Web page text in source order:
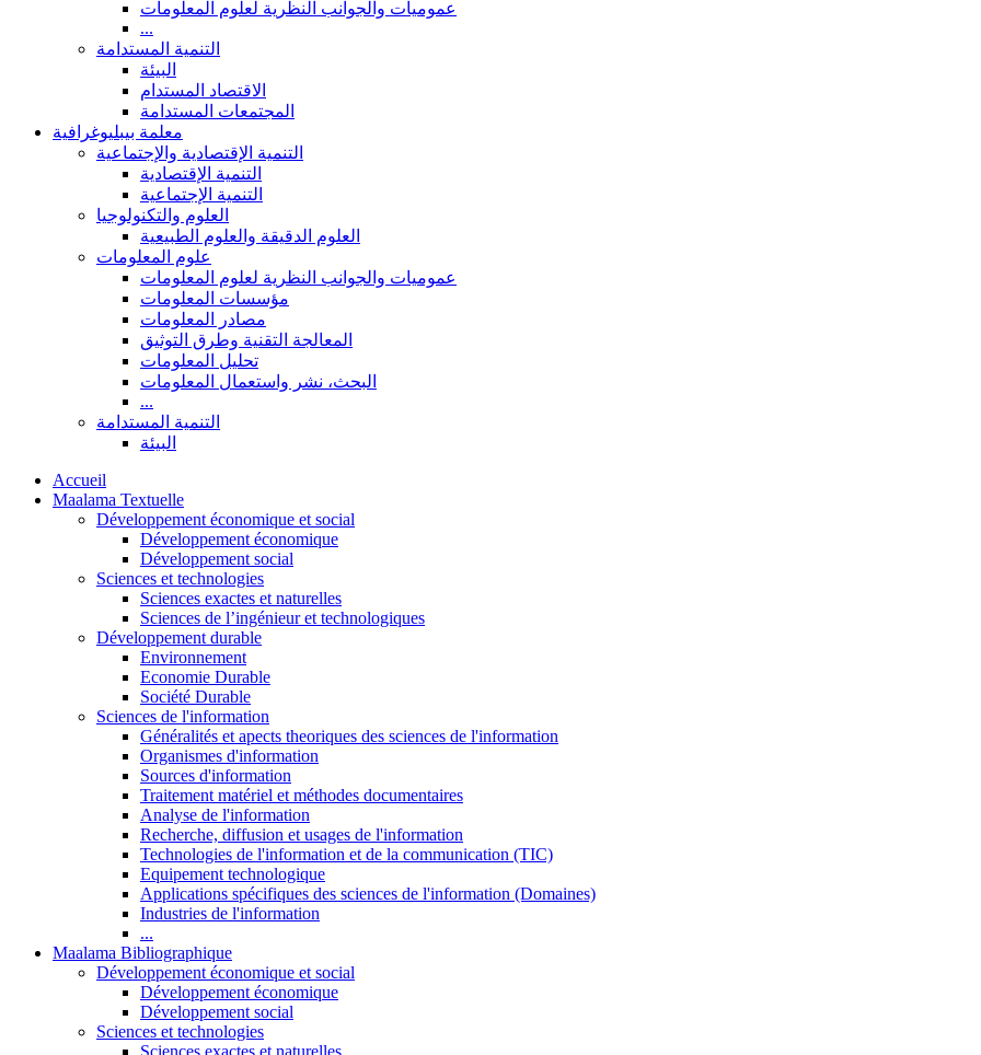
عموميات والجوانب النظرية لعلوم المعلومات
...
التنمية المستدامة
البيئة
الاقتصاد المستدام
المجتمعات المستدامة
معلمة بيبليوغرافية
التنمية الإقتصادية والإجتماعية
التنمية الإقتصادية
التنمية الإجتماعية
العلوم والتكنولوجيا
العلوم الدقيقة والعلوم الطبيعية
علوم المعلومات
عموميات والجوانب النظرية لعلوم المعلومات
مؤسسات المعلومات
مصادر المعلومات
المعالجة التقنية وطرق التوثيق
تحليل المعلومات
البحث، نشر واستعمال المعلومات
...
التنمية المستدامة
البيئة
Accueil
Maalama Textuelle
Développement économique et social
Développement économique
Développement social
Sciences et technologies
Sciences exactes et naturelles
Sciences de l’ingénieur et technologiques
Développement durable
Environnement
Economie Durable
Société Durable
Sciences de l'information
Généralités et apects theoriques des sciences de l'information
Organismes d'information
Sources d'information
Traitement matériel et méthodes documentaires
Analyse de l'information
Recherche, diffusion et usages de l'information
Technologies de l'information et de la communication (TIC)
Equipement technologique
Applications spécifiques des sciences de l'information (Domaines)
Industries de l'information
...
Maalama Bibliographique
Développement économique et social
Développement économique
Développement social
Sciences et technologies